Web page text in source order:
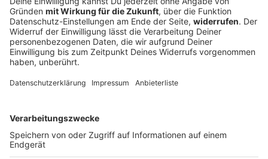
Lehrer
Vor drei Jahren rüttelte die Flugblattaffäre um Hubert
Aiwanger die bayerische Landespolitik heftig
durcheinander. Viele haben das schon wieder
Regensburg.
DEINE GEMERKTEN ARTIKEL